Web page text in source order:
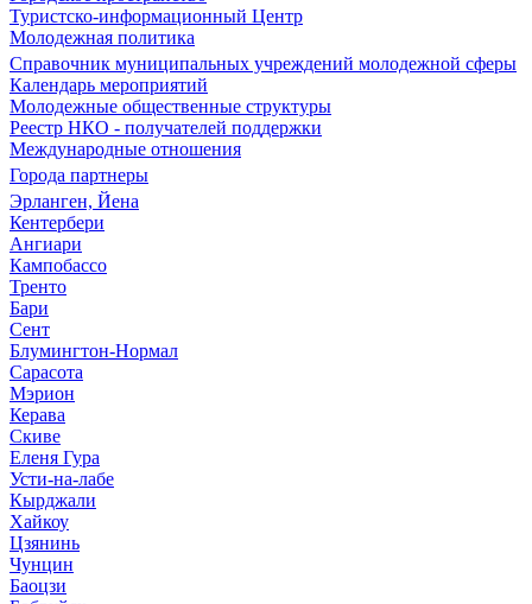
Туристско-информационный Центр
Молодежная политика
Справочник муниципальных учреждений молодежной сферы
Календарь мероприятий
Молодежные общественные структуры
Реестр НКО - получателей поддержки
Международные отношения
Города партнеры
Эрланген, Йена
Кентербери
Ангиари
Кампобассо
Тренто
Бари
Сент
Блумингтон-Нормал
Сарасота
Мэрион
Керава
Скиве
Еленя Гура
Усти-на-лабе
Кырджали
Хайкоу
Цзянинь
Чунцин
Баоцзи